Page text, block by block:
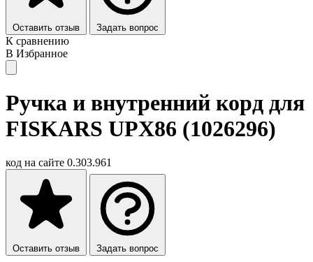
Оставить отзыв Задать вопрос
К сравнению
В Избранное
Ручка и внутренний корд для
FISKARS UPX86 (1026296)
код на сайте 0.303.961
Оставить отзыв Задать вопрос